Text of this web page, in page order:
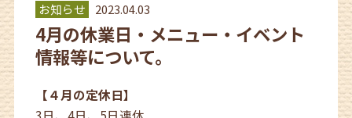
お知らせ 2023.04.03
4月の休業日・メニュー・イベント
情報等について。
【４月の定休日】